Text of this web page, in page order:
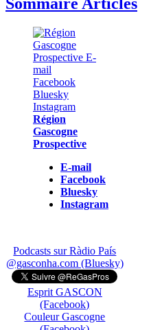
Région
Gascogne
Prospective
E-mail
Facebook
Bluesky
Instagram
Podcasts sur Ràdio País
@gasconha.com (Bluesky)
Esprit GASCON
(Facebook)
Couleur Gascogne